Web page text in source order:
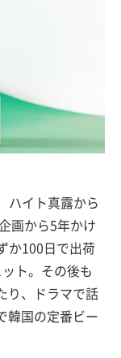
ハイト真露から
画から5年かけ
か100日で出荷
ト。その後も
り、ドラマで話
韓国の定番ビー